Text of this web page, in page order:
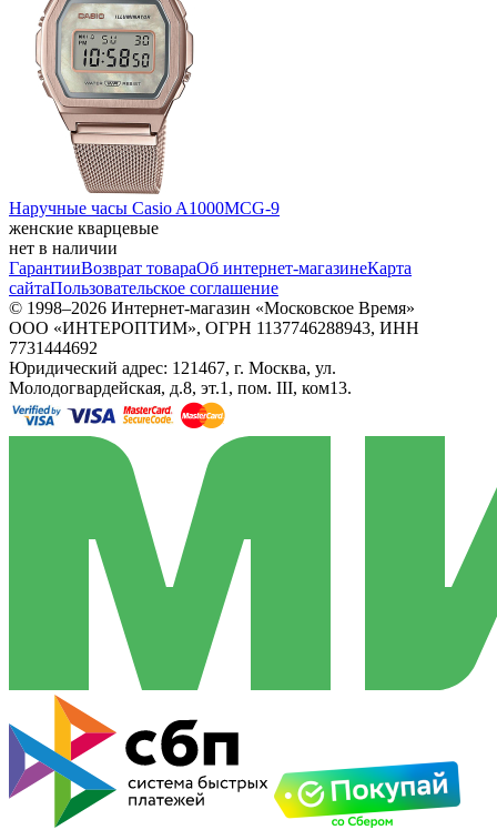
Наручные часы Casio A1000MCG-9
женские кварцевые
нет в наличии
ГарантииВозврат товараОб интернет-магазинеКарта
сайтаПользовательское соглашение
© 1998–2026 Интернет-магазин «Московское Время»
ООО «ИНТЕРОПТИМ», ОГРН 1137746288943, ИНН
7731444692
Юридический адрес: 121467, г. Москва, ул.
Молодогвардейская, д.8, эт.1, пом. III, ком13.